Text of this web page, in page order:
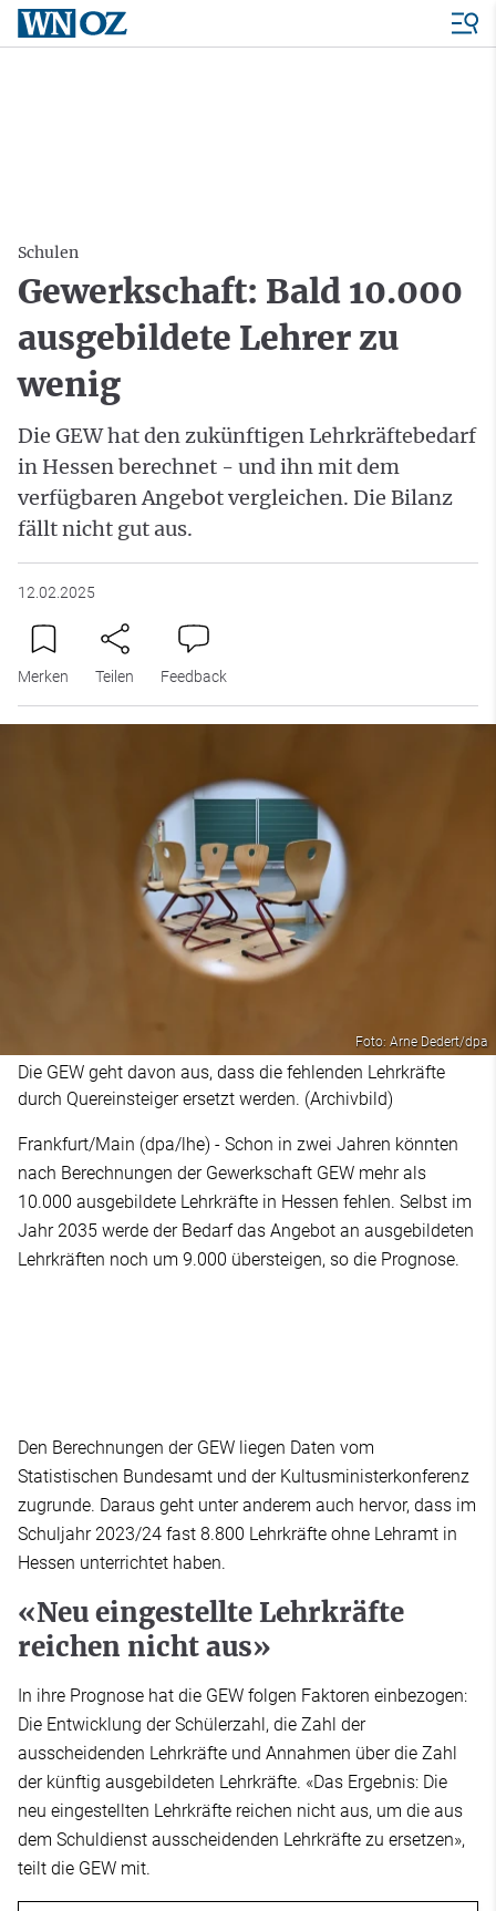
Schulen
Gewerkschaft: Bald 10.000
ausgebildete Lehrer zu
wenig
Die GEW hat den zukünftigen Lehrkräftebedarf
in Hessen berechnet - und ihn mit dem
verfügbaren Angebot vergleichen. Die Bilanz
fällt nicht gut aus.
12.02.2025
Merken Teilen Feedback
Foto: Arne Dedert/dpa
Die GEW geht davon aus, dass die fehlenden Lehrkräfte
durch Quereinsteiger ersetzt werden. (Archivbild)
Frankfurt/Main (dpa/lhe) - Schon in zwei Jahren könnten
nach Berechnungen der Gewerkschaft GEW mehr als
10.000 ausgebildete Lehrkräfte in Hessen fehlen. Selbst im
Jahr 2035 werde der Bedarf das Angebot an ausgebildeten
Lehrkräften noch um 9.000 übersteigen, so die Prognose.
Den Berechnungen der GEW liegen Daten vom
Statistischen Bundesamt und der Kultusministerkonferenz
zugrunde. Daraus geht unter anderem auch hervor, dass im
Schuljahr 2023/24 fast 8.800 Lehrkräfte ohne Lehramt in
Hessen unterrichtet haben.
«Neu eingestellte Lehrkräfte
reichen nicht aus»
In ihre Prognose hat die GEW folgen Faktoren einbezogen:
Die Entwicklung der Schülerzahl, die Zahl der
ausscheidenden Lehrkräfte und Annahmen über die Zahl
der künftig ausgebildeten Lehrkräfte. «Das Ergebnis: Die
neu eingestellten Lehrkräfte reichen nicht aus, um die aus
dem Schuldienst ausscheidenden Lehrkräfte zu ersetzen»,
teilt die GEW mit.